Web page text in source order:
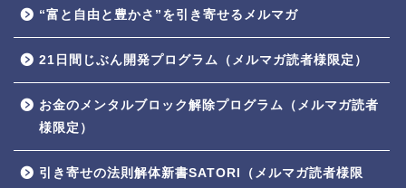
“富と自由と豊かさ”を引き寄せるメルマガ
21日間じぶん開発プログラム（メルマガ読者様限定）
お金のメンタルブロック解除プログラム（メルマガ読者
様限定）
引き寄せの法則解体新書SATORI（メルマガ読者様限